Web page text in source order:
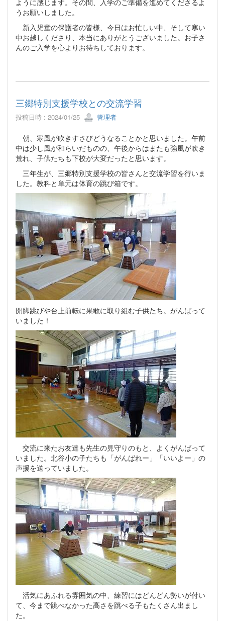
うお願いしました。
新入児童の保護者の皆様、今日はお忙しい中、そして寒い
中お越しくださり、本当にありがとうございました。お子さ
んのご入学を心よりお待ちしております。
三郷特別支援学校との交流学習
投稿日時 : 2024/01/25 管理者
朝、寒風が吹きすさびどうなることかと思いました。午前
中は少し風が和らいだものの、午後からはまたも強風が吹き
荒れ、子供たちも下校が大変だったと思います。
三年生が、三郷特別支援学校の皆さんと交流学習を行いま
した。教科と単元は体育の跳び箱です。
開脚跳びや台上前転に果敢に取り組む子供たち。がんばって
いました！
交流に来たお友達も先生の見守りのもと、よくがんばって
いました。北谷小の子たちも「がんばれー」「いいよー」の
声援を送っていました。
活気にあふれる雰囲気の中、練習にはどんどん勢いが付い
て、今まで跳べなかった高さを跳べる子もたくさん出まし
た。